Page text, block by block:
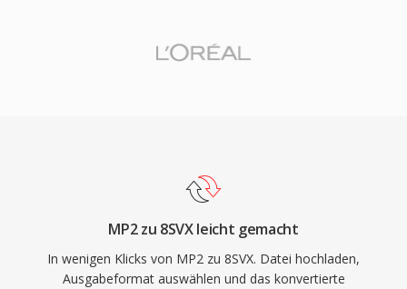
MP2 zu 8SVX leicht gemacht
In wenigen Klicks von MP2 zu 8SVX. Datei hochladen,
Ausgabeformat auswählen und das konvertierte